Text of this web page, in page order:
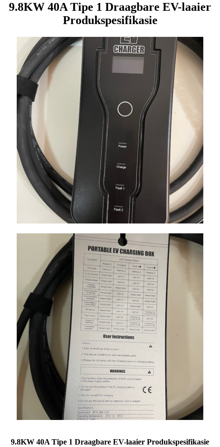
9.8KW 40A Tipe 1 Draagbare EV-laaier
Produkspesifikasie
9.8KW 40A Tipe 1 Draagbare EV-laaier Produkspesifikasie